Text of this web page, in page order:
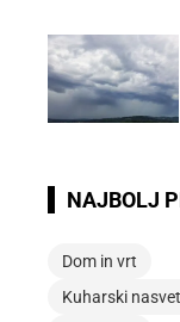
NAJBOLJ
Dom in vrt
Kuharski